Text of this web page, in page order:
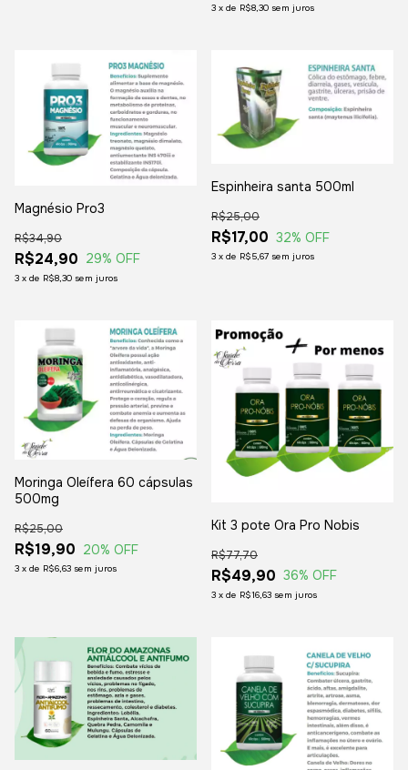
3 x de R$8,30 sem juros
Magnésio Pro3
R$24,90
R$34,90
29% OFF
3 x de R$8,30 sem juros
Espinheira santa 500ml
R$17,00
R$25,00
32% OFF
3 x de R$5,67 sem juros
Moringa Oleífera 60 cápsulas
500mg
R$19,90
R$25,00
20% OFF
3 x de R$6,63 sem juros
Kit 3 pote Ora Pro Nobis
R$49,90
R$77,70
36% OFF
3 x de R$16,63 sem juros